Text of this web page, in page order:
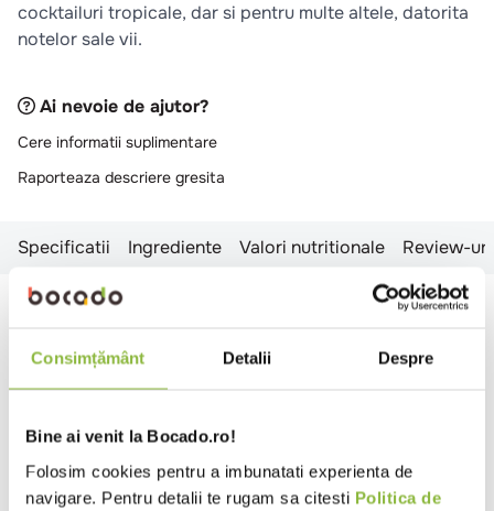
Consimțământ Detalii Despre
Bine ai venit la Bocado.ro!
Folosim cookies pentru a imbunatati experienta de
navigare. Pentru detalii te rugam sa citesti Politica de
cocktailuri tropicale, dar si pentru multe altele, datorita
notelor sale vii.
Ai nevoie de ajutor?
Cere informatii suplimentare
Raporteaza descriere gresita
Specificatii Ingrediente Valori nutritionale Review-uri
Specificatii
Tip produs
Piure
Ambalaj
Aroma
Fructul pasiunii